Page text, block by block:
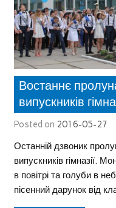
Востаннє
випускників
Posted on 2016-05-27
Останній дзвоник
випускників гімназії.
в повітрі та голуби в
пісенний дарунок від